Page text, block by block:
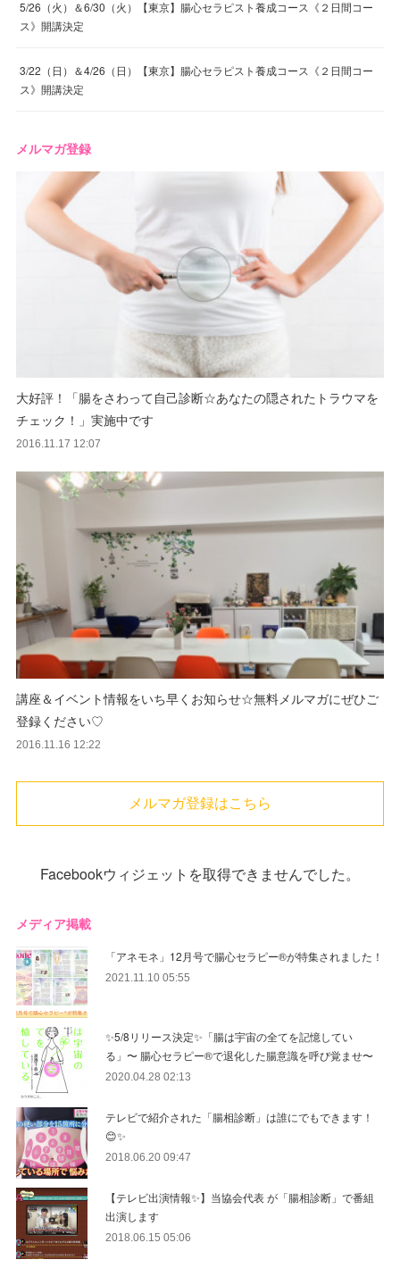
5/26（火）＆6/30（火）【東京】腸心セラピスト養成コース《２日間コー
ス》開講決定
3/22（日）＆4/26（日）【東京】腸心セラピスト養成コース《２日間コー
ス》開講決定
メルマガ登録
大好評！「腸をさわって自己診断☆あなたの隠されたトラウマを
チェック！」実施中です
2016.11.17 12:07
講座＆イベント情報をいち早くお知らせ☆無料メルマガにぜひご
登録ください♡
2016.11.16 12:22
メルマガ登録はこちら
Facebookウィジェットを取得できませんでした。
メディア掲載
「アネモネ」12月号で腸心セラピー®︎が特集されました！
2021.11.10 05:55
✨5/8リリース決定✨「腸は宇宙の全てを記憶してい
る」〜 腸心セラピー®︎で退化した腸意識を呼び覚ませ〜
2020.04.28 02:13
テレビで紹介された「腸相診断」は誰にでもできます！
😊✨
2018.06.20 09:47
【テレビ出演情報✨】当協会代表 が「腸相診断」で番組
出演します
2018.06.15 05:06